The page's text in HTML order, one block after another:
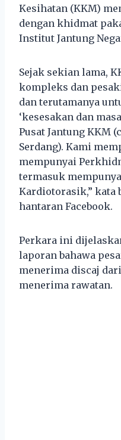
Kesihatan (KKM)
dengan khidmat
Institut Jantung
Sejak sekian lama,
kompleks dan
dan terutamanya
‘kesesakan dan
Pusat Jantung KKM
Serdang). Kami
mempunyai
termasuk
Kardiotorasik,” kata
hantaran Facebook.
Perkara ini
laporan bahawa
menerima discaj
menerima rawatan.